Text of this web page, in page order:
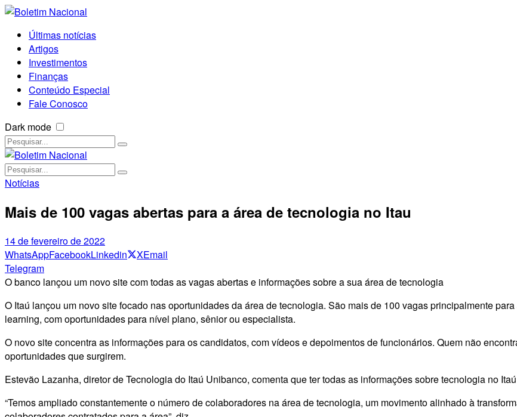
Últimas notícias
Artigos
Investimentos
Finanças
Conteúdo Especial
Fale Conosco
Dark mode
Notícias
Mais de 100 vagas abertas para a área de tecnologia no Itau
14 de fevereiro de 2022
WhatsAppFacebookLinkedin XEmail
Telegram
O banco lançou um novo site com todas as vagas abertas e informações sobre a sua área de tecnologia
O Itaú lançou um novo site focado nas oportunidades da área de tecnologia. São mais de 100 vagas principalmente
learning, com oportunidades para nível plano, sênior ou especialista.
O novo site concentra as informações para os candidatos, com vídeos e depoimentos de funcionários. Quem não
oportunidades que surgirem.
Estevão Lazanha, diretor de Tecnologia do Itaú Unibanco, comenta que ter todas as informações sobre tecnologia no
“Temos ampliado constantemente o número de colaboradores na área de tecnologia, um movimento alinhado à